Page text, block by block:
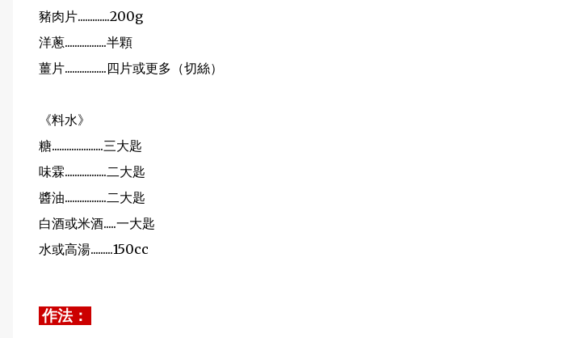
豬肉片.............200g
洋蔥.................半顆
薑片.................四片或更多（切絲）
《料水》
糖.....................三大匙
味霖.................二大匙
醬油.................二大匙
白酒或米酒.....一大匙
水或高湯.........150cc
作法：